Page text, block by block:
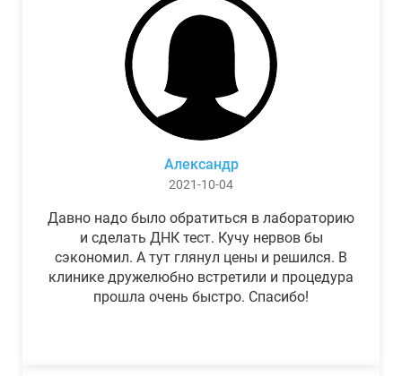
Александр
2021-10-04
Давно надо было обратиться в лабораторию
и сделать ДНК тест. Кучу нервов бы
сэкономил. А тут глянул цены и решился. В
клинике дружелюбно встретили и процедура
прошла очень быстро. Спасибо!